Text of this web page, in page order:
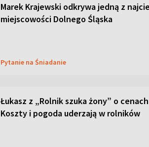
Marek Krajewski odkrywa jedną z
miejscowości Dolnego Śląska
Pytanie na Śniadanie
Łukasz z „Rolnik szuka żony” o
Koszty i pogoda uderzają w rolników